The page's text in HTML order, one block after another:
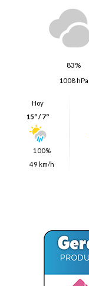
83%
1008 hPa
Hoy
15º / 7º
100%
49 km/h